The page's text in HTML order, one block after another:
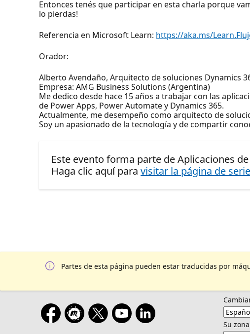
Entonces tenés que participar en esta charla porque
lo pierdas!
Referencia en Microsoft Learn: https://aka.ms/
Orador:
Alberto Avendaño, Arquitecto de soluciones Dynamics
Empresa: AMG Business Solutions (Argentina)
Me dedico desde hace 15 años a trabajar con las
de Power Apps, Power Automate y Dynamics 365.
Actualmente, me desempeño como arquitecto de
Soy un apasionado de la tecnología y de compartir
Este evento forma parte de Aplicaciones
Haga clic aquí paravisitar la página de
Partes de esta página pueden estar traducidas por
Su